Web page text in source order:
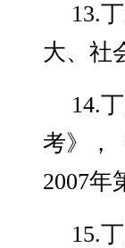
13.
大、社
14.
考》，
2007年
15.